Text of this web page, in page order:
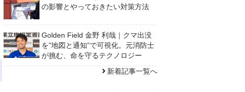
の影響とやっておきたい対策方法
Golden Field 金野 利哉｜クマ出没
を”地図と通知”で可視化。元消防士
が挑む、命を守るテクノロジー
新着記事一覧へ